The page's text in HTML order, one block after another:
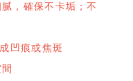
，確保不卡垢；不
凹痕或焦斑